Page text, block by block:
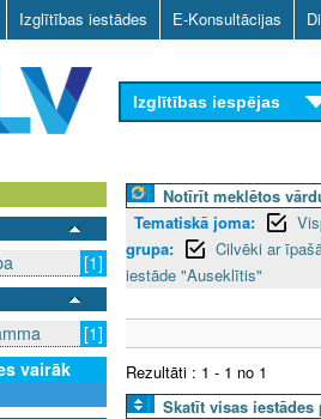
Skip
to
main
content
Izglītības iestādes E-Konsultācijas
Izglītības iespējas
[1]
[1]
vairāk
Notīrīt meklētos
Tematiskā joma:
grupa:
Cilvēki ar
iestāde "Auseklītis"
Rezultāti : 1 - 1 no 1
Skatīt visas iestādes